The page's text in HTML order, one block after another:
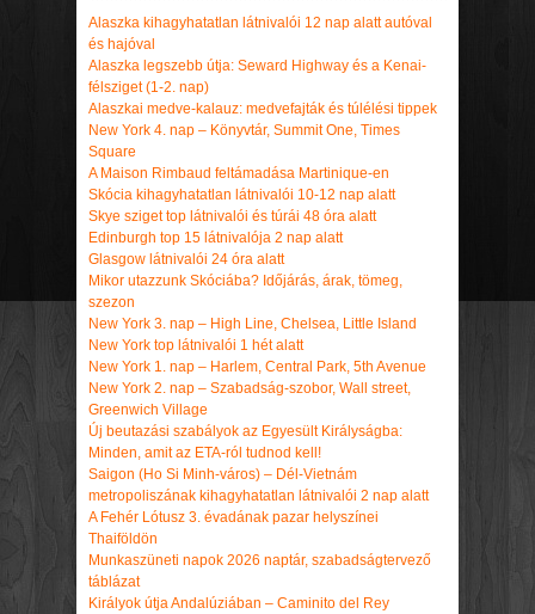
Alaszka kihagyhatatlan látnivalói 12 nap alatt autóval
és hajóval
Alaszka legszebb útja: Seward Highway és a Kenai-
félsziget (1-2. nap)
Alaszkai medve-kalauz: medvefajták és túlélési tippek
New York 4. nap – Könyvtár, Summit One, Times
Square
A Maison Rimbaud feltámadása Martinique-en
Skócia kihagyhatatlan látnivalói 10-12 nap alatt
Skye sziget top látnivalói és túrái 48 óra alatt
Edinburgh top 15 látnivalója 2 nap alatt
Glasgow látnivalói 24 óra alatt
Mikor utazzunk Skóciába? Időjárás, árak, tömeg,
szezon
New York 3. nap – High Line, Chelsea, Little Island
New York top látnivalói 1 hét alatt
New York 1. nap – Harlem, Central Park, 5th Avenue
New York 2. nap – Szabadság-szobor, Wall street,
Greenwich Village
Új beutazási szabályok az Egyesült Királyságba:
Minden, amit az ETA-ról tudnod kell!
Saigon (Ho Si Minh-város) – Dél-Vietnám
metropoliszának kihagyhatatlan látnivalói 2 nap alatt
A Fehér Lótusz 3. évadának pazar helyszínei
Thaiföldön
Munkaszüneti napok 2026 naptár, szabadságtervező
táblázat
Királyok útja Andalúziában – Caminito del Rey